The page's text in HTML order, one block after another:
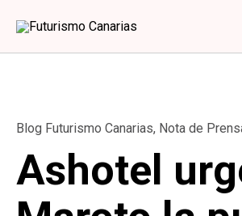
Ashotel
Category
Blog Futurismo Canarias, Nota de